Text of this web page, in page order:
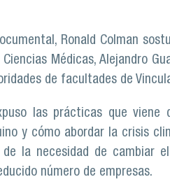
Ronald Colman
Médicas, Alejandro
de facultades de
las prácticas que viene
y cómo abordar la crisis
la necesidad de cambiar
número de empresas.